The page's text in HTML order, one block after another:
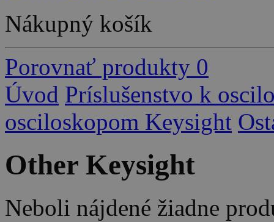
Nákupný košík
Porovnať produkty 0
Úvod Príslušenstvo k
osciloskopom Keysight
Other Keysight
Neboli nájdené žiadne